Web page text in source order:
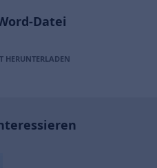
Datei
HERUNTERLADEN